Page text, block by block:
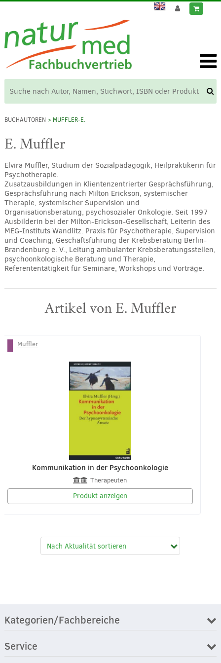
BUCHAUTOREN > MUFFLER-E.
E. Muffler
Elvira Muffler, Studium der Sozialpädagogik, Heilpraktikerin für
Psychotherapie.
Zusatzausbildungen in Klientenzentrierter Gesprächsführung,
Gesprächsführung nach Milton Erickson, systemischer
Therapie, systemischer Supervision und
Organisationsberatung, psychosozialer Onkologie. Seit 1997
Ausbilderin bei der Milton-Erickson-Gesellschaft, Leiterin des
MEG-Instituts Wandlitz. Praxis für Psychotherapie, Supervision
und Coaching, Geschäftsführung der Krebsberatung Berlin-
Brandenburg e. V., Leitung ambulanter Krebsberatungsstellen,
psychoonkologische Beratung und Therapie,
Referententätigkeit für Seminare, Workshops und Vorträge.
Artikel von E. Muffler
Muffler
Kommunikation in der Psychoonkologie
Therapeuten
Produkt anzeigen
Kategorien/Fachbereiche
Service